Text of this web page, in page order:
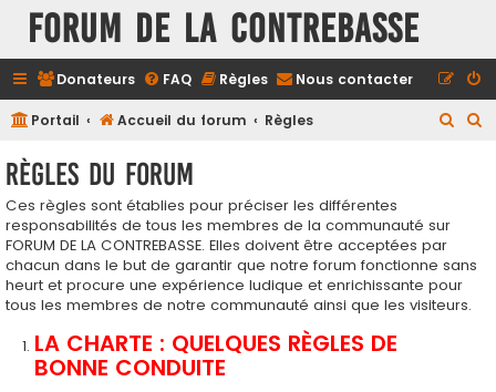
FORUM DE LA CONTREBASSE
Donateurs FAQ Règles Nous contacter
Portail Accueil du forum Règles
r
c
Règles du forum
Ces règles sont établies pour préciser les différentes
responsabilités de tous les membres de la communauté sur
FORUM DE LA CONTREBASSE. Elles doivent être acceptées par
chacun dans le but de garantir que notre forum fonctionne sans
heurt et procure une expérience ludique et enrichissante pour
tous les membres de notre communauté ainsi que les visiteurs.
LA CHARTE : QUELQUES RÈGLES DE
BONNE CONDUITE